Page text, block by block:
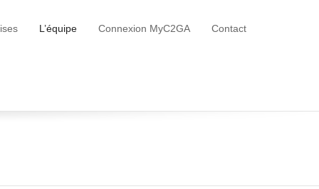
L’équipe Connexion MyC2GA Contact